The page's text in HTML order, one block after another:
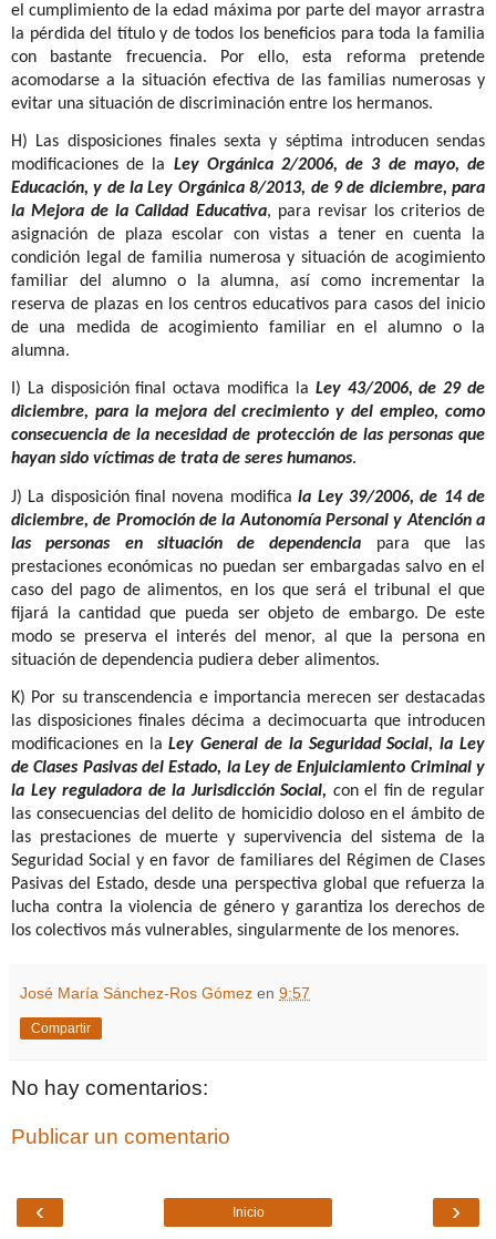
el cumplimiento de la edad máxima por parte del mayor arrastra
la pérdida del título y de todos los beneficios para toda la familia
con bastante frecuencia. Por ello, esta reforma pretende
acomodarse a la situación efectiva de las familias numerosas y
evitar una situación de discriminación entre los hermanos.
H) Las disposiciones finales sexta y séptima introducen sendas
modificaciones de la Ley Orgánica 2/2006, de 3 de mayo, de
Educación, y de la Ley Orgánica 8/2013, de 9 de diciembre, para
la Mejora de la Calidad Educativa, para revisar los criterios de
asignación de plaza escolar con vistas a tener en cuenta la
condición legal de familia numerosa y situación de acogimiento
familiar del alumno o la alumna, así como incrementar la
reserva de plazas en los centros educativos para casos del inicio
de una medida de acogimiento familiar en el alumno o la
alumna.
I) La disposición final octava modifica la Ley 43/2006, de 29 de
diciembre, para la mejora del crecimiento y del empleo, como
consecuencia de la necesidad de protección de las personas que
hayan sido víctimas de trata de seres humanos.
J) La disposición final novena modifica la Ley 39/2006, de 14 de
diciembre, de Promoción de la Autonomía Personal y Atención a
las personas en situación de dependencia para que las
prestaciones económicas no puedan ser embargadas salvo en el
caso del pago de alimentos, en los que será el tribunal el que
fijará la cantidad que pueda ser objeto de embargo. De este
modo se preserva el interés del menor, al que la persona en
situación de dependencia pudiera deber alimentos.
K) Por su transcendencia e importancia merecen ser destacadas
las disposiciones finales décima a decimocuarta que introducen
modificaciones en la Ley General de la Seguridad Social, la Ley
de Clases Pasivas del Estado, la Ley de Enjuiciamiento Criminal y
la Ley reguladora de la Jurisdicción Social, con el fin de regular
las consecuencias del delito de homicidio doloso en el ámbito de
las prestaciones de muerte y supervivencia del sistema de la
Seguridad Social y en favor de familiares del Régimen de Clases
Pasivas del Estado, desde una perspectiva global que refuerza la
lucha contra la violencia de género y garantiza los derechos de
los colectivos más vulnerables, singularmente de los menores.
José María Sánchez-Ros Gómez en 9:57
Compartir
No hay comentarios:
Publicar un comentario
‹ ›
Inicio